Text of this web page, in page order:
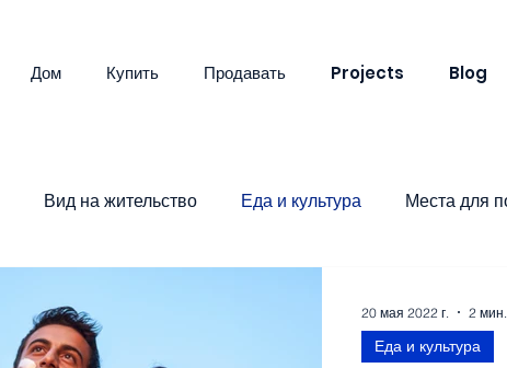
Дом Купить Продавать Projects Blog
Вид на жительство Еда и культура Места для
Еда и культура
20 мая 2022 г. 2